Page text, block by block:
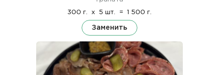
300 г. x 5 шт. = 1 500 г.
Заменить